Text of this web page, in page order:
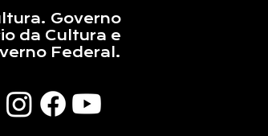
Governo
da Cultura e
Federal.